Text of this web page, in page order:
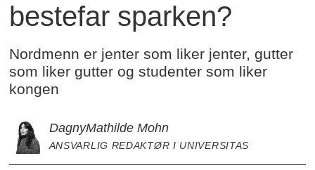
bestefar sparken?
Nordmenn er jenter som liker jenter, gutter
som liker gutter og studenter som liker
kongen
DagnyMathilde Mohn
ANSVARLIG REDAKTØR I UNIVERSITAS